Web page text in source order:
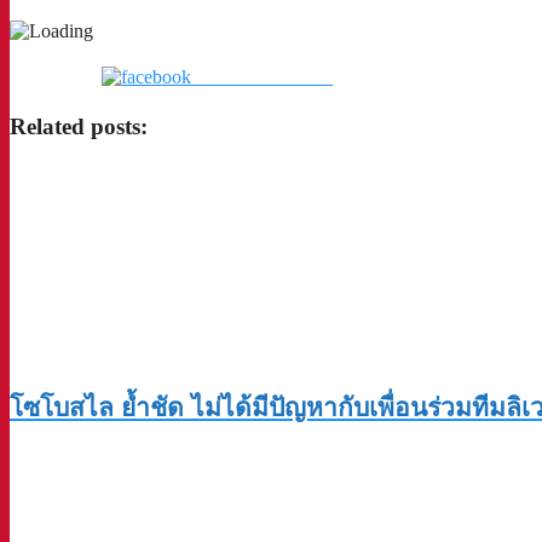
Related posts:
โซโบสไล ย้ำชัด ไม่ได้มีปัญหากับเพื่อนร่วมทีมลิเ